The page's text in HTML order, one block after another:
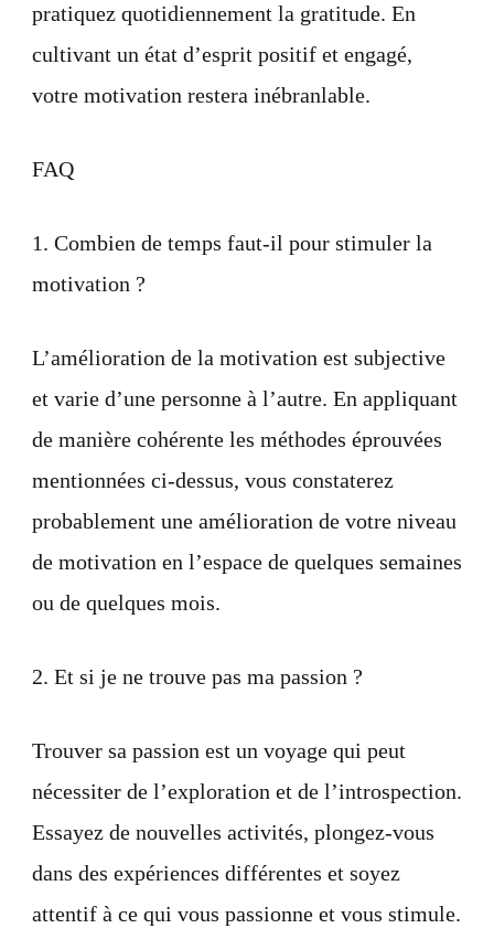
pratiquez quotidiennement la gratitude. En
cultivant un état d’esprit positif et engagé,
votre motivation restera inébranlable.
FAQ
1. Combien de temps faut-il pour stimuler la
motivation ?
L’amélioration de la motivation est subjective
et varie d’une personne à l’autre. En appliquant
de manière cohérente les méthodes éprouvées
mentionnées ci-dessus, vous constaterez
probablement une amélioration de votre niveau
de motivation en l’espace de quelques semaines
ou de quelques mois.
2. Et si je ne trouve pas ma passion ?
Trouver sa passion est un voyage qui peut
nécessiter de l’exploration et de l’introspection.
Essayez de nouvelles activités, plongez-vous
dans des expériences différentes et soyez
attentif à ce qui vous passionne et vous stimule.